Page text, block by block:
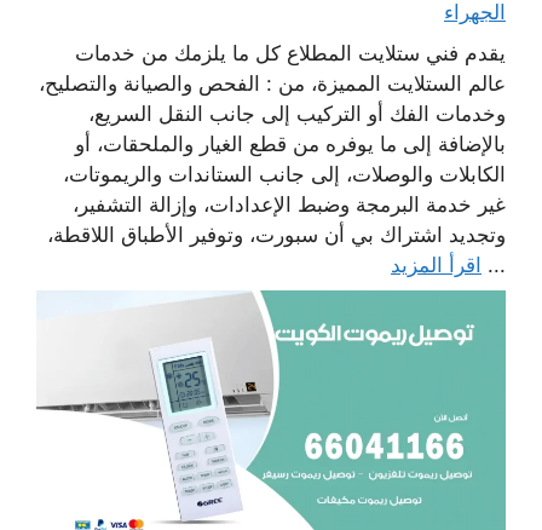
الجهراء
يقدم فني ستلايت المطلاع كل ما يلزمك من خدمات
عالم الستلايت المميزة، من : الفحص والصيانة والتصليح،
وخدمات الفك أو التركيب إلى جانب النقل السريع،
بالإضافة إلى ما يوفره من قطع الغيار والملحقات، أو
الكابلات والوصلات، إلى جانب الستاندات والريموتات،
غير خدمة البرمجة وضبط الإعدادات، وإزالة التشفير،
وتجديد اشتراك بي أن سبورت، وتوفير الأطباق اللاقطة،
... اقرأ المزيد